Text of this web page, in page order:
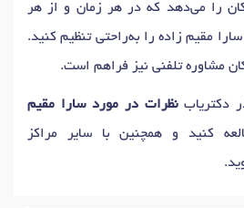
را می‌دهد که در هر زمان و از هر
مقیم زاده را به‌راحتی تنظیم کنید.
مشاوره تلفنی نیز فراهم است.
دکتریابنظرات در مورد سارا مقیم
کنید و همچنین با سایر مراکز